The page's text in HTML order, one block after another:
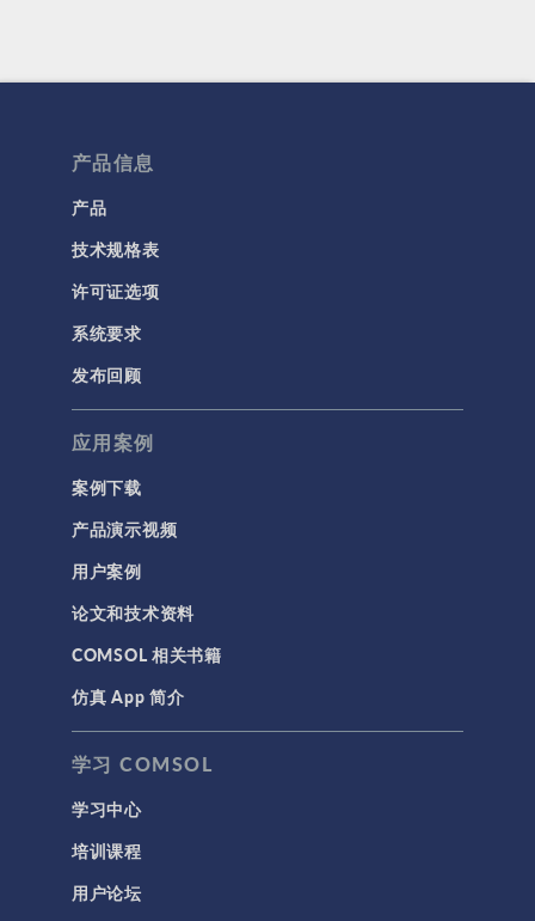
产品信息
产品
技术规格表
许可证选项
系统要求
发布回顾
应用案例
案例下载
产品演示视频
用户案例
论文和技术资料
COMSOL 相关书籍
仿真 App 简介
学习 COMSOL
学习中心
培训课程
用户论坛